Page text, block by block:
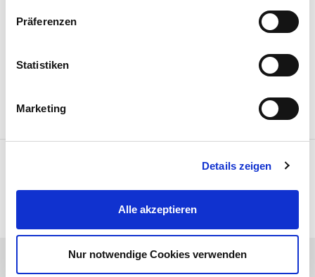
genutzt werden. Weitere Informationen finden Sie in der
unten stehenden Cookie-Erklärung unter "Details zeigen"
Präferenzen
Statistiken
Marketing
Details zeigen
Alle akzeptieren
Nur notwendige Cookies verwenden
ANGEBOT ANFORDERN
E-MAIL
SEITE DRUCKEN
NACH OBEN
Sie möchten?
Produktsortiment